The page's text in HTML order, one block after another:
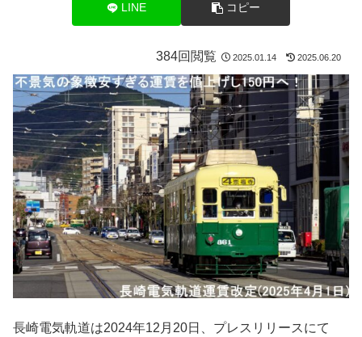
LINE コピー
384回閲覧 2025.01.14 2025.06.20
長崎電気軌道は2024年12月20日、プレスリリースにて